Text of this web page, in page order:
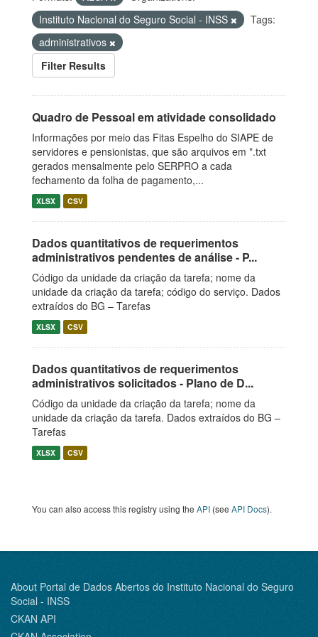
Instituto Nacional do Seguro Social - INSS
Tags:
administrativos
Filter Results
Quadro de Pessoal em atividade consolidado
Informações por meio das Fitas Espelho do SIAPE de
servidores e pensionistas, que são arquivos em *.txt
gerados mensalmente pelo SERPRO a cada
fechamento da folha de pagamento,...
XLSX CSV
Dados quantitativos de requerimentos
administrativos pendentes de análise - P...
Código da unidade da criação da tarefa; nome da
unidade da criação da tarefa; código do serviço. Dados
extraídos do BG – Tarefas
XLSX CSV
Dados quantitativos de requerimentos
administrativos solicitados - Plano de D...
Código da unidade da criação da tarefa; nome da
unidade da criação da tarefa. Dados extraídos do BG –
Tarefas
XLSX CSV
You can also access this registry using the API (see API Docs).
About Portal de Dados Abertos do Instituto Nacional do Seguro
Social - INSS
CKAN API